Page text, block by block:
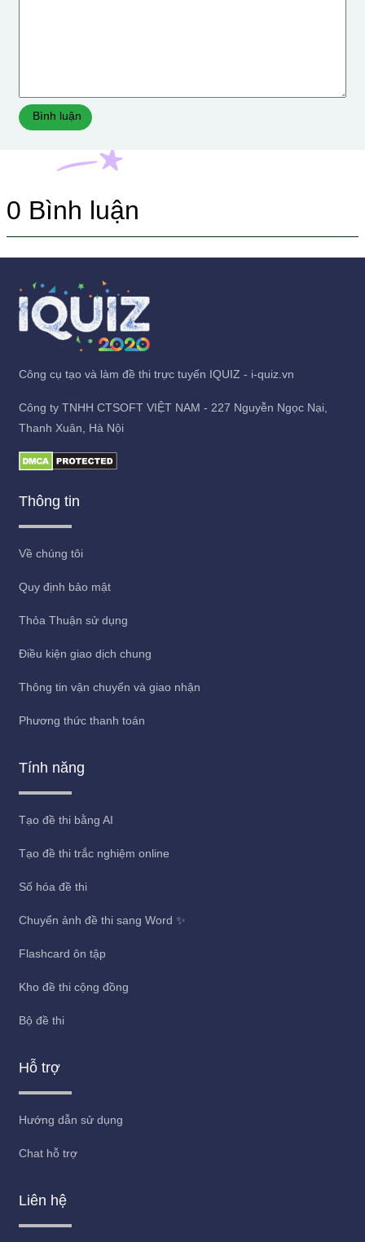
Bình luận
0 Bình luận
Công cụ tạo và làm đề thi trực tuyến IQUIZ - i-quiz.vn
Công ty TNHH CTSOFT VIỆT NAM - 227 Nguyễn Ngọc Nại,
Thanh Xuân, Hà Nội
Thông tin
Về chúng tôi
Quy định bảo mật
Thỏa Thuận sử dụng
Điều kiện giao dịch chung
Thông tin vận chuyển và giao nhận
Phương thức thanh toán
Tính năng
Tạo đề thi bằng AI
Tạo đề thi trắc nghiệm online
Số hóa đề thi
Chuyển ảnh đề thi sang Word ✨
Flashcard ôn tập
Kho đề thi cộng đồng
Bộ đề thi
Hỗ trợ
Hướng dẫn sử dụng
Chat hỗ trợ
Liên hệ